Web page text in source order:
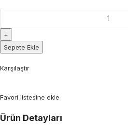
Sepete Ekle
Karşılaştır
Favori listesine ekle
Ürün Detayları